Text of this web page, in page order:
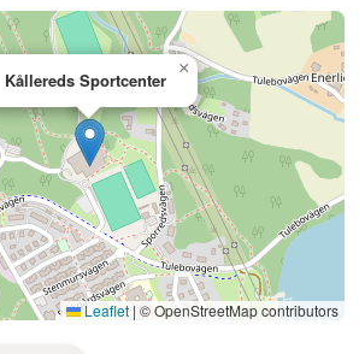
Kållereds Sportcenter
×
Leaflet | © OpenStreetMap contributors
Maps